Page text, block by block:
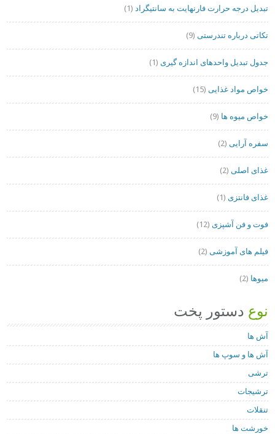
تبدیل درجه حرارت فارنهایت به سانتیگراد (1)
تکاتی درباره تندرستی (9)
جدول تبدیل واحدهای اندازه گیری (1)
خواص مواد غذایی (15)
خواص میوه ها (9)
سفره آرایی (2)
غذای اصلی (2)
غذای فانتزی (1)
فوت و فن آشپزی (12)
فیلم های آموزشی (2)
میوها (2)
نوع دستور پخت
آش ها
آش ها و سوپ ها
ترشی
ترشیجات
تنقلات
خورشت ها